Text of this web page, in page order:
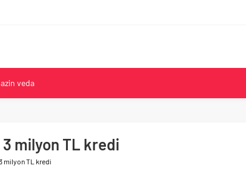
veda
Çekya’da ikinci oldu
Tepeköy’de asfalt mesaisi
milyon TL kredi
milyon TL kredi